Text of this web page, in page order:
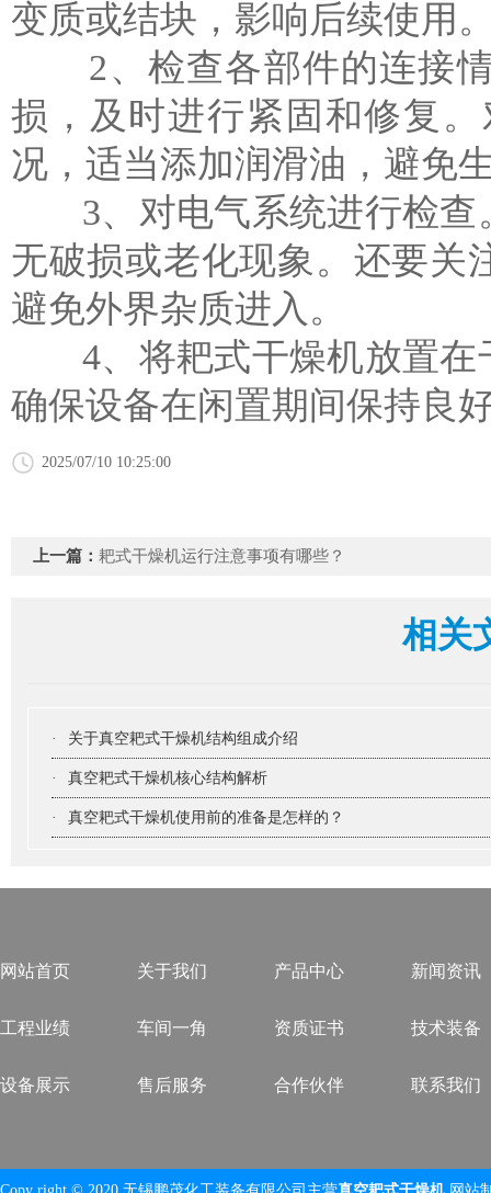
变质或结块，影响后续使用
2、检查各部件的连接情
损，及时进行紧固和修复
况，适当添加润滑油，避免
3、对电气系统进行检查
无破损或老化现象。还要关
避免外界杂质进入。
4、将耙式干燥机放置在
确保设备在闲置期间保持良
2025/07/10 10:25:00
上一篇： 耙式干燥机运行注意事项有哪些？
相关
· 关于真空耙式干燥机结构组成介绍
· 真空耙式干燥机核心结构解析
· 真空耙式干燥机使用前的准备是怎样的？
网站首页 关于我们 产品中心 新闻资讯
工程业绩 车间一角 资质证书 技术装备
设备展示 售后服务 合作伙伴 联系我们